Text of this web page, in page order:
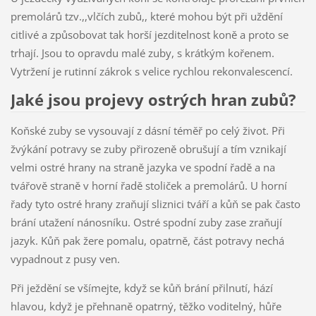
premolárů tzv.,,vlčích zubů,, které mohou být při uždění
citlivé a způsobovat tak horší jezditelnost koně a proto se
trhají. Jsou to opravdu malé zuby, s krátkým kořenem.
Vytržení je rutinní zákrok s velice rychlou rekonvalescencí.
Jaké jsou projevy ostrých hran zubů?
Koňské zuby se vysouvají z dásní téměř po celý život. Při
žvýkání potravy se zuby přirozeně obrušují a tím vznikají
velmi ostré hrany na straně jazyka ve spodní řadě a na
tvářově straně v horní řadě stoliček a premolárů. U horní
řady tyto ostré hrany zraňují sliznici tváří a kůň se pak často
brání utažení nánosníku. Ostré spodní zuby zase zraňují
jazyk. Kůň pak žere pomalu, opatrně, část potravy nechá
vypadnout z pusy ven.
Při ježdění se všímejte, když se kůň brání přilnutí, hází
hlavou, když je přehnaně opatrný, těžko voditelný, hůře